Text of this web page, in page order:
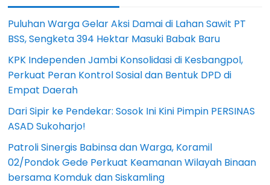
Puluhan Warga Gelar Aksi Damai di Lahan Sawit PT
BSS, Sengketa 394 Hektar Masuki Babak Baru
KPK Independen Jambi Konsolidasi di Kesbangpol,
Perkuat Peran Kontrol Sosial dan Bentuk DPD di
Empat Daerah
Dari Sipir ke Pendekar: Sosok Ini Kini Pimpin PERSINAS
ASAD Sukoharjo!
Patroli Sinergis Babinsa dan Warga, Koramil
02/Pondok Gede Perkuat Keamanan Wilayah Binaan
bersama Komduk dan Siskamling